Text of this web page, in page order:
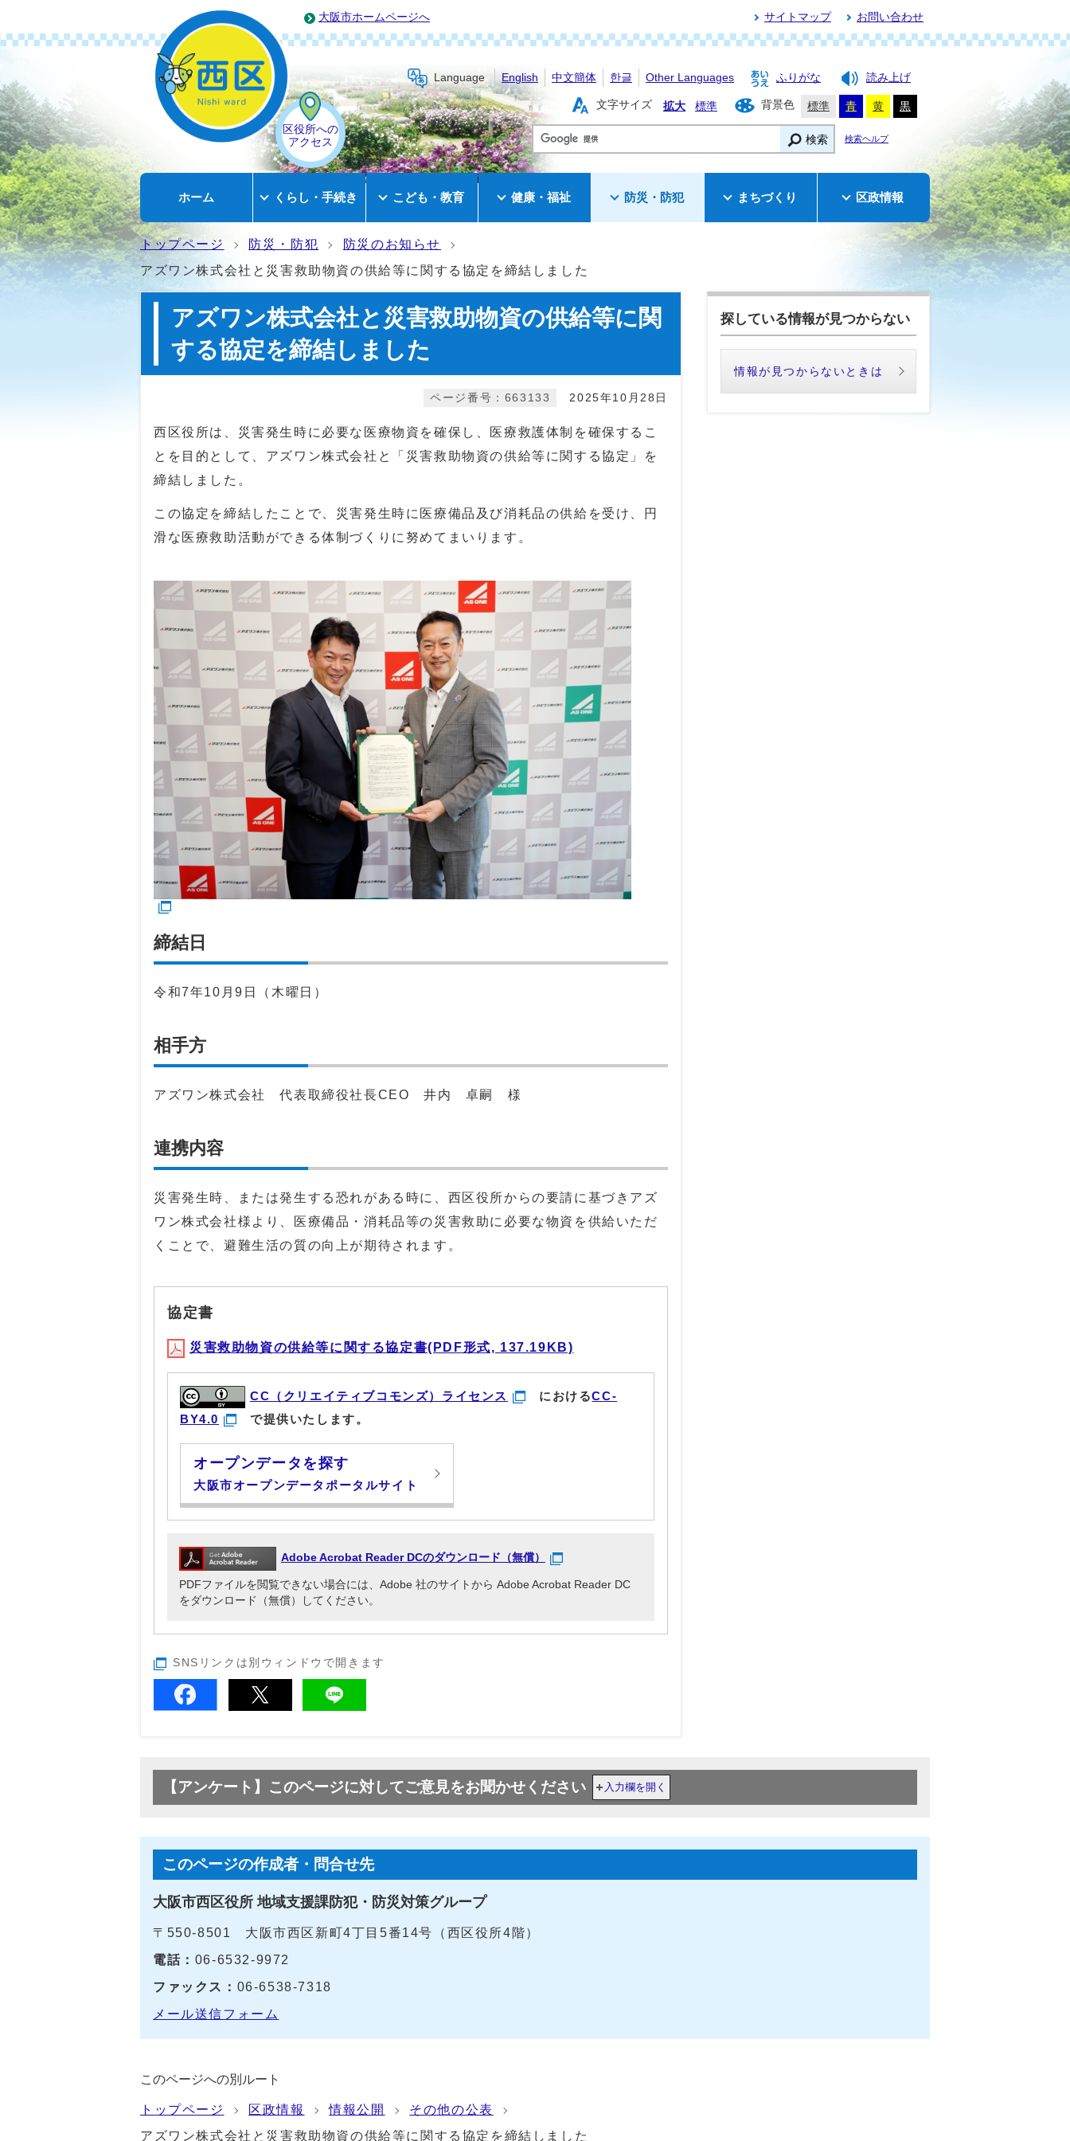
大阪市ホームページへ サイトマップ お問い合わせ
区役所への
アクセス
Language English 中文簡体 한글 Other Languages ふりがな 読み上げ
文字サイズ 拡大 標準 背景色 標準 青 黄 黒
検索 検索ヘルプ
ホーム くらし・手続き こども・教育 健康・福祉 防災・防犯 まちづくり 区政情報
トップページ 防災・防犯
防災のお知らせ
アズワン株式会社と災害救助物資の供給等に関する協定を締結しました
アズワン株式会社と災害救助物資の供給等に関
する協定を締結しました
2025年10月28日
ページ番号：663133
西区役所は、災害発生時に必要な医療物資を確保し、医療救護体制を確保するこ
とを目的として、アズワン株式会社と「災害救助物資の供給等に関する協定」を
締結しました。
この協定を締結したことで、災害発生時に医療備品及び消耗品の供給を受け、円
滑な医療救助活動ができる体制づくりに努めてまいります。
締結日
令和7年10月9日（木曜日）
相手方
アズワン株式会社 代表取締役社長CEO 井内 卓嗣 様
連携内容
災害発生時、または発生する恐れがある時に、西区役所からの要請に基づきアズ
ワン株式会社様より、医療備品・消耗品等の災害救助に必要な物資を供給いただ
くことで、避難生活の質の向上が期待されます。
協定書
災害救助物資の供給等に関する協定書(PDF形式, 137.19KB)
CC（クリエイティブコモンズ）ライセンス におけるCC-
BY4.0
で提供いたします。
オープンデータを探す
大阪市オープンデータポータルサイト
Adobe Acrobat Reader DCのダウンロード（無償）
PDFファイルを閲覧できない場合には、Adobe 社のサイトから Adobe Acrobat Reader DC
をダウンロード（無償）してください。
SNSリンクは別ウィンドウで開きます
探している情報が見つからない
情報が見つからないときは
【アンケート】このページに対してご意見をお聞かせください 入力欄を開く
このページの作成者・問合せ先
大阪市西区役所 地域支援課防犯・防災対策グループ
〒550-8501 大阪市西区新町4丁目5番14号（西区役所4階）
電話： 06-6532-9972
ファックス： 06-6538-7318
メール送信フォーム
このページへの別ルート
トップページ 区政情報 情報公開
その他の公表
アズワン株式会社と災害救助物資の供給等に関する協定を締結しました